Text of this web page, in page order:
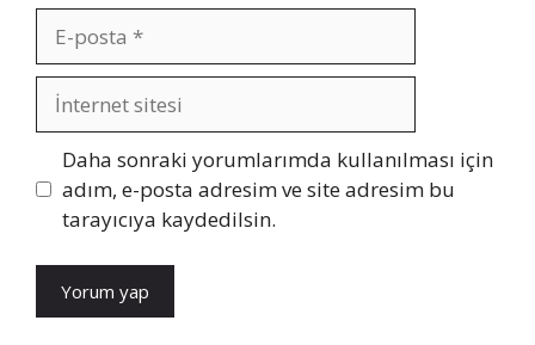
posta
İnternet
sitesi
Daha sonraki yorumlarımda kullanılması için
adım, e-posta adresim ve site adresim bu
tarayıcıya kaydedilsin.